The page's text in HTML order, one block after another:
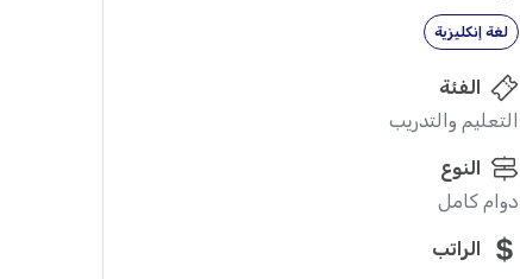
لغة إنكليزية
الفئة
التعليم والتدريب
النوع
دوام كامل
الراتب